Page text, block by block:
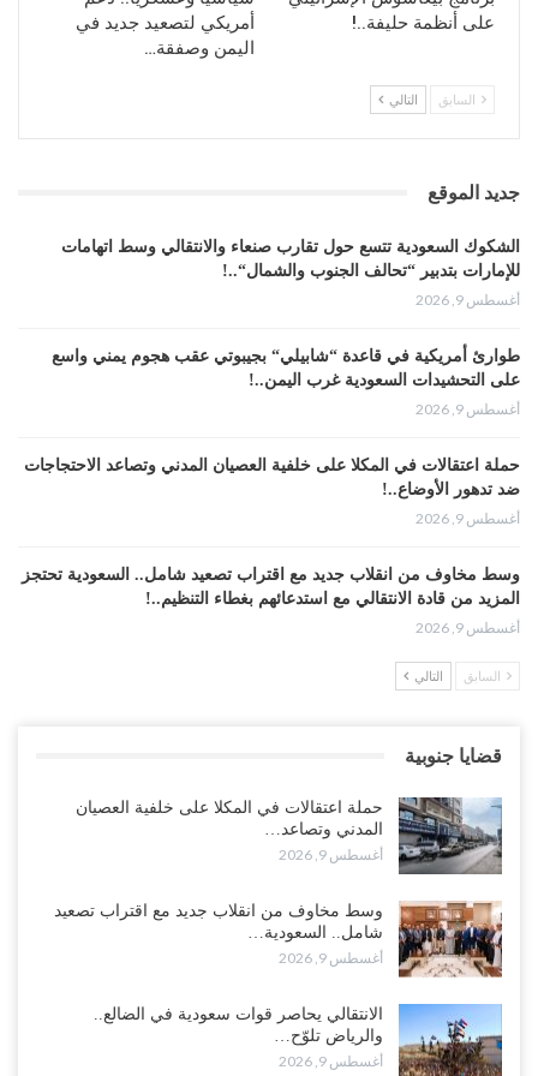
على أنظمة حليفة..!
أمريكي لتصعيد جديد في
اليمن وصفقة…
السابق التالي
جديد الموقع
الشكوك السعودية تتسع حول تقارب صنعاء والانتقالي وسط اتهامات
للإمارات بتدبير “تحالف الجنوب والشمال“..!
أغسطس 9, 2026
طوارئ أمريكية في قاعدة “شابيلي“ بجيبوتي عقب هجوم يمني واسع
على التحشيدات السعودية غرب اليمن..!
أغسطس 9, 2026
حملة اعتقالات في المكلا على خلفية العصيان المدني وتصاعد الاحتجاجات
ضد تدهور الأوضاع..!
أغسطس 9, 2026
وسط مخاوف من انقلاب جديد مع اقتراب تصعيد شامل.. السعودية تحتجز
المزيد من قادة الانتقالي مع استدعائهم بغطاء التنظيم..!
أغسطس 9, 2026
الانتقالي يحاصر قوات سعودية في الضالع.. والرياض تلوّح بالخيار
القيادة” بعد سقوط المئات من جنوده..!
أغسطس 9, 2026
مع تصاعد صراع النفط والنفوذ.. حضرموت تدخل مرحلة جديدة ضد
السعودية وسط ترقّب لخطوة الانتقالي بعد العصيان..!
أغسطس 8, 2026
أزمة الغاز والوقود تخنق عدن.. طوابير تمتد لأيام وسوق سوداء تستنزف
المواطنين..!
أغسطس 8, 2026
السابق التالي
قضايا جنوبية
حملة اعتقالات في المكلا على خلفية العصيان
المدني وتصاعد…
أغسطس 9, 2026
وسط مخاوف من انقلاب جديد مع اقتراب تصعيد
شامل.. السعودية…
أغسطس 9, 2026
الانتقالي يحاصر قوات سعودية في الضالع..
والرياض تلوّح…
أغسطس 9, 2026